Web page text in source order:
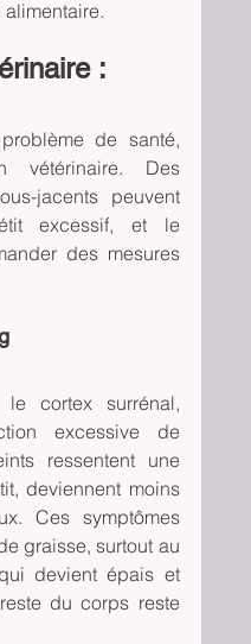
:
de santé,
vétérinaire. Des
jacents peuvent
excessif, et le
des mesures
cortex surrénal,
excessive de
ressentent une
deviennent moins
Ces symptômes
graisse, surtout au
devient épais et
du corps reste